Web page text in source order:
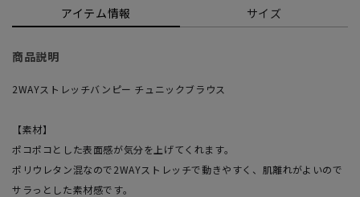
アイテム情報 サイズ
商品説明
2WAYストレッチバンピー チュニックブラウス
【素材】
ポコポコとした表面感が気分を上げてくれます。
ポリウレタン混なので2WAYストレッチで動きやすく、肌離れがよいので
サラっとした素材感です。